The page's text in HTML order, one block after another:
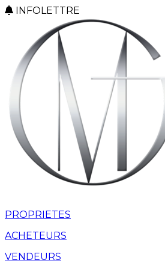
INFOLETTRE
PROPRIETES
ACHETEURS
VENDEURS